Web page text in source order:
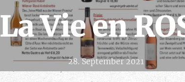
La Vie en
28. September 2021